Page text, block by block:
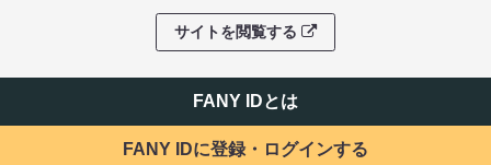
サイトを閲覧する
FANY IDとは
FANY IDに登録・ログインする